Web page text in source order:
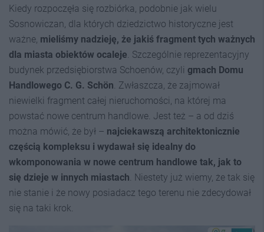
Kiedy rozpoczęła się rozbiórka, podobnie jak wielu
Sosnowiczan, dla których dziedzictwo historyczne jest
ważne, mieliśmy nadzieję, że jakiś fragment tych ważnych
dla miasta obiektów ocaleje. Szczególnie reprezentacyjny
budynek przedsiębiorstwa Schoenów, czyli gmach Domu
Handlowego C. G. Schön. Zwłaszcza, że zajmował
niewielki fragment całej nieruchomości, na której ma
powstać nowe centrum handlowe. Jest też – a od dziś
można mówić, że był – najciekawszą architektonicznie
częścią kompleksu i wydawał się idealny do
wkomponowania w nowe centrum handlowe tak, jak to
się dzieje w innych miastach. Niestety już wiemy, że tak się
nie stanie i że nowy posiadacz tego terenu nie zdecydował
się na taki krok.